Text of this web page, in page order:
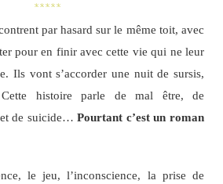
*****
par hasard sur le même toit, avec
pour en finir avec cette vie qui ne leur
Ils vont s’accorder une nuit de sursis,
histoire parle de mal être, de
et de suicide…Pourtant c’est un roman
le jeu, l’inconscience, la prise de